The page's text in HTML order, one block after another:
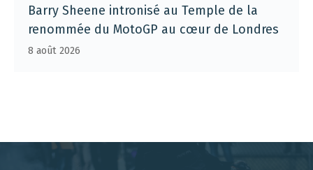
Barry Sheene intronisé au Temple de la
renommée du MotoGP au cœur de Londres
8 août 2026